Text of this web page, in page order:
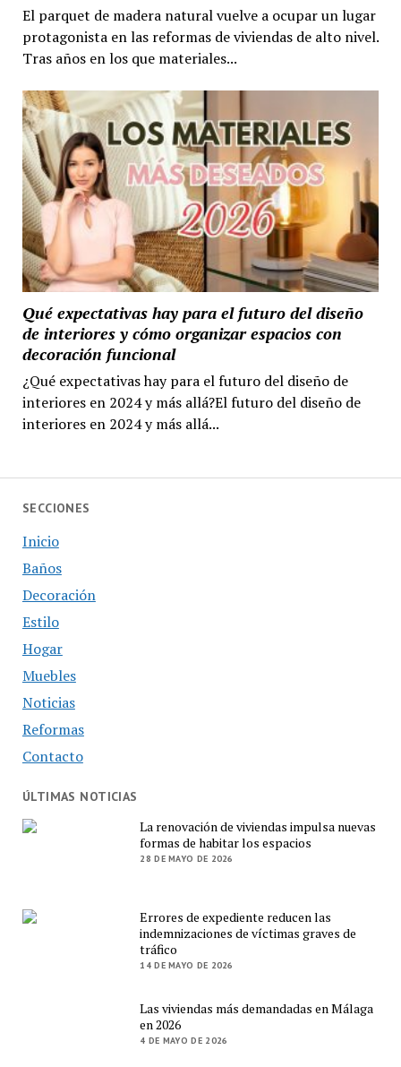
El parquet de madera natural vuelve a ocupar un lugar
protagonista en las reformas de viviendas de alto nivel.
Tras años en los que materiales...
Qué expectativas hay para el futuro del diseño
de interiores y cómo organizar espacios con
decoración funcional
¿Qué expectativas hay para el futuro del diseño de
interiores en 2024 y más allá?El futuro del diseño de
interiores en 2024 y más allá...
SECCIONES
Inicio
Baños
Decoración
Estilo
Hogar
Muebles
Noticias
Reformas
Contacto
ÚLTIMAS NOTICIAS
La renovación de viviendas impulsa nuevas
formas de habitar los espacios
28 DE MAYO DE 2026
Errores de expediente reducen las
indemnizaciones de víctimas graves de
tráfico
14 DE MAYO DE 2026
Las viviendas más demandadas en Málaga
en 2026
4 DE MAYO DE 2026